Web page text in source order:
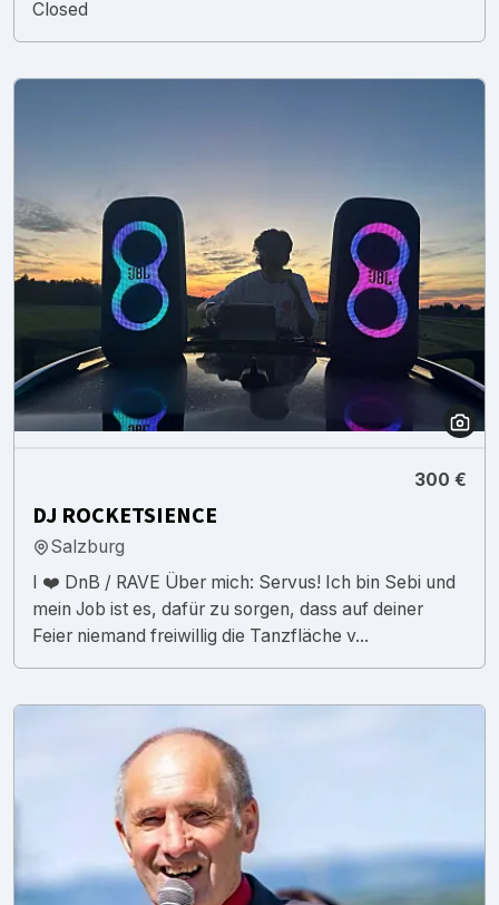
Closed
300 €
DJ ROCKETSIENCE
Salzburg
I ❤️ DnB / RAVE Über mich: Servus! Ich bin Sebi und
mein Job ist es, dafür zu sorgen, dass auf deiner
Feier niemand freiwillig die Tanzfläche v...